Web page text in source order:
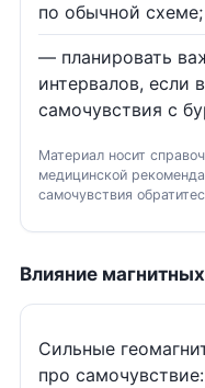
по обычной схеме;
— планировать
интервалов, если
самочувствия с
Материал носит
медицинской
самочувствия
Влияние
Сильные
про